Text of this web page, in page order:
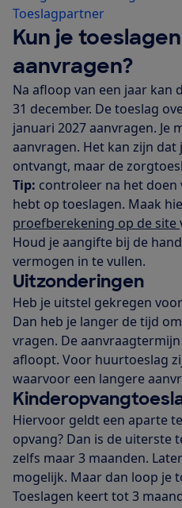
Toeslagpartner
Kun je
aanvragen?
Na afloop van een jaar
31 december. De toeslag
januari 2027 aanvragen. Je
aanvragen. Het kan zijn
ontvangt, maar de
Tip: controleer na het
hebt op toeslagen. Maak
proefberekening op de site
Houd je aangifte bij de
vermogen in te vullen.
Uitzonderingen
Heb je uitstel gekregen
Dan heb je langer de tijd
vragen. De
afloopt. Voor huurtoeslag
waarvoor een langere
Hiervoor geldt een aparte
opvang? Dan is de uiterste
zelfs maar 3 maanden.
mogelijk. Maar dan loop je
Toeslagen keert tot 3